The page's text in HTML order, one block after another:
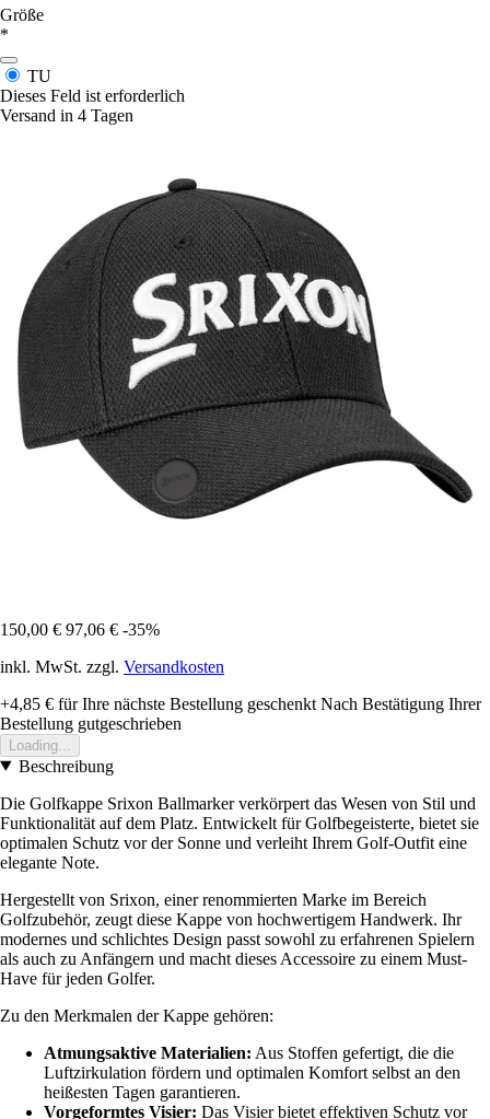
Größe
*
TU
Dieses Feld ist erforderlich
Versand in 4 Tagen
150,00 € 97,06 € -35%
inkl. MwSt. zzgl. Versandkosten
+4,85 € für Ihre nächste Bestellung geschenkt Nach Bestätigung Ihrer
Bestellung gutgeschrieben
Loading...
Beschreibung
Die Golfkappe Srixon Ballmarker verkörpert das Wesen von Stil und
Funktionalität auf dem Platz. Entwickelt für Golfbegeisterte, bietet sie
optimalen Schutz vor der Sonne und verleiht Ihrem Golf-Outfit eine
elegante Note.
Hergestellt von Srixon, einer renommierten Marke im Bereich
Golfzubehör, zeugt diese Kappe von hochwertigem Handwerk. Ihr
modernes und schlichtes Design passt sowohl zu erfahrenen Spielern
als auch zu Anfängern und macht dieses Accessoire zu einem Must-
Have für jeden Golfer.
Zu den Merkmalen der Kappe gehören:
Atmungsaktive Materialien: Aus Stoffen gefertigt, die die
Luftzirkulation fördern und optimalen Komfort selbst an den
heißesten Tagen garantieren.
Vorgeformtes Visier: Das Visier bietet effektiven Schutz vor